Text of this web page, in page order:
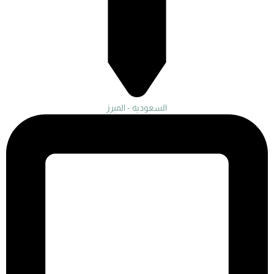
السعودية - المبرز